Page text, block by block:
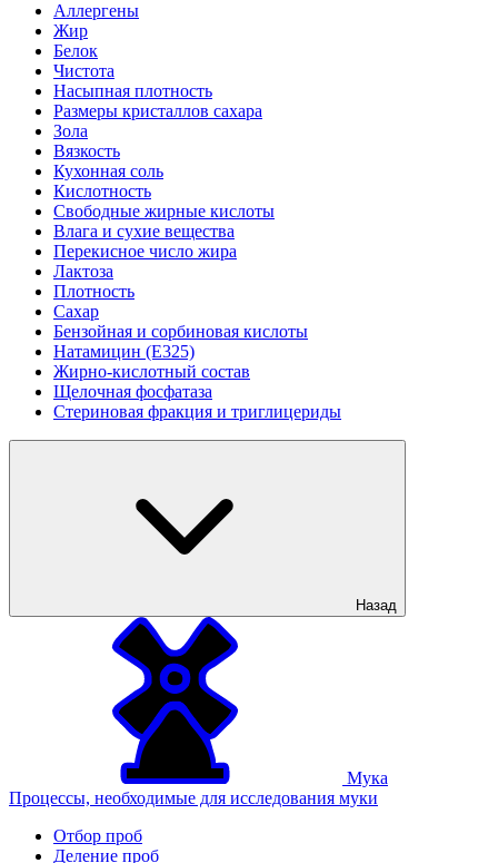
Аллергены
Жир
Белок
Чистота
Насыпная плотность
Размеры кристаллов сахара
Зола
Вязкость
Кухонная соль
Кислотность
Свободные жирные кислоты
Влага и сухие вещества
Перекисное число жира
Лактоза
Плотность
Сахар
Бензойная и сорбиновая кислоты
Натамицин (Е325)
Жирно-кислотный состав
Щелочная фосфатаза
Стериновая фракция и триглицериды
Назад
Мука
Процессы, необходимые для исследования муки
Отбор проб
Деление проб